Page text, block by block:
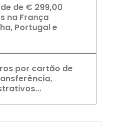
de de € 299,00
na França
Portugal e
por cartão de